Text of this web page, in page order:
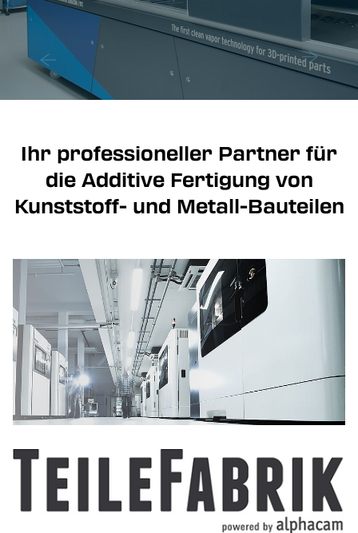
Ihr professioneller Partner für
die Additive Fertigung von
Kunststoff- und Metall-Bauteilen